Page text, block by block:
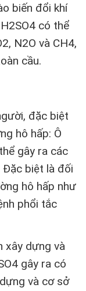
biến đổi khí
có thể
N2O và CH4,
cầu.
đặc biệt
hô hấp: Ô
gây ra các
Đặc biệt là đối
hô hấp như
phổi tắc
xây dựng và
gây ra có
và cơ sở